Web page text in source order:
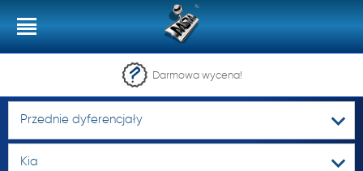
Darmowa wycena!
Przednie dyferencjały
Kia